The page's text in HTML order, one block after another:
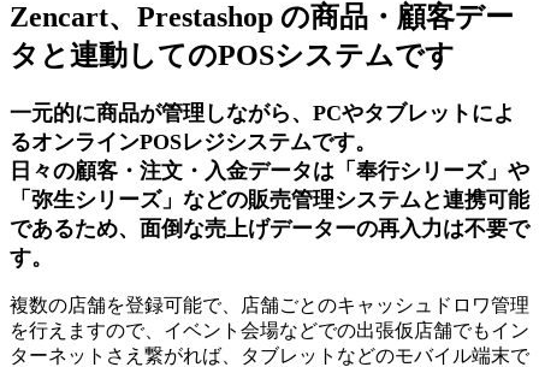
Zencart、Prestashop の商品・顧客デー
タと連動してのPOSシステムです
一元的に商品が管理しながら、PCやタブレットによ
るオンラインPOSレジシステムです。
日々の顧客・注文・入金データは「奉行シリーズ」や
「弥生シリーズ」などの販売管理システムと連携可能
であるため、面倒な売上げデーターの再入力は不要で
す。
複数の店舗を登録可能で、店舗ごとのキャッシュドロワ管理
を行えますので、イベント会場などでの出張仮店舗でもイン
ターネットさえ繋がれば、タブレットなどのモバイル端末で